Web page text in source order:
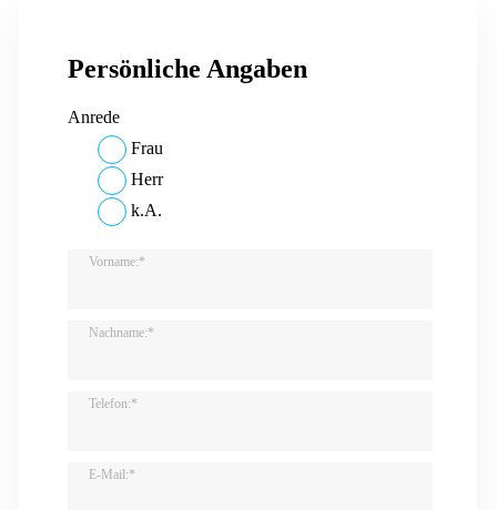
Persönliche Angaben
Anrede
Frau
Herr
k.A.
Vorname:*
Nachname:*
Telefon:*
E-Mail:*